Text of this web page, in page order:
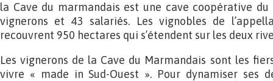
la Cave du marmandais est une cave coopérative du
vignerons et 43 salariés. Les vignobles de
recouvrent 950 hectares qui s’étendent sur les deux
Les vignerons de la Cave du Marmandais sont les
vivre « made in Sud-Ouest ». Pour dynamiser ses